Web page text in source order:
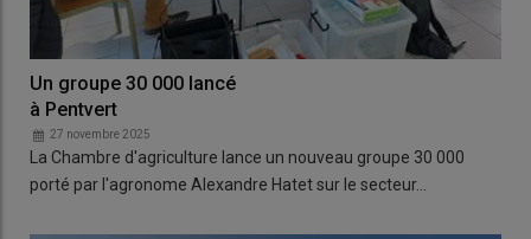
Un groupe 30 000 lancé
à Pentvert
27 novembre 2025
La Chambre d'agriculture lance un nouveau groupe 30 000
porté par l'agronome Alexandre Hatet sur le secteur…